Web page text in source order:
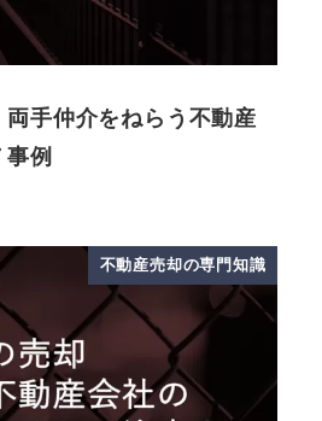
両手仲介をねらう不動産
例
不動産売却の専門知識